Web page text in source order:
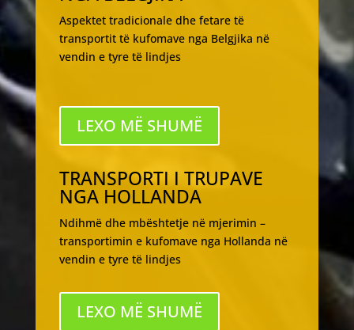
Aspektet tradicionale dhe fetare të
transportit të kufomave nga Belgjika në
vendin e tyre të lindjes
LEXO MË SHUMË
TRANSPORTI I TRUPAVE
NGA HOLLANDA
Ndihmë dhe mbështetje në mjerimin –
transportimin e kufomave nga Hollanda në
vendin e tyre të lindjes
LEXO MË SHUMË